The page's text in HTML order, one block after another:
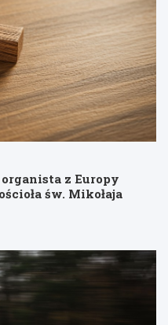
z Europy
św. Mikołaja